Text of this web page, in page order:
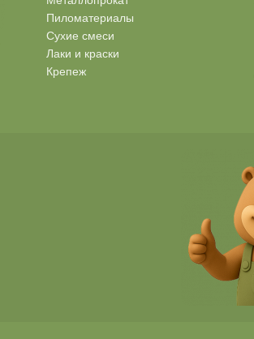
Пиломатериалы
Сухие смеси
Лаки и краски
Крепеж